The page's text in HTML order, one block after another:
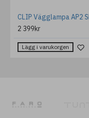
2 399kr
Lägg i varukorgen